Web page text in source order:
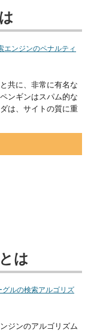
エンジンのペナルティ
共に、非常に有名な
ンギンはスパム的な
は、サイトの質に重
は
グルの検索アルゴリズ
ジンのアルゴリズム